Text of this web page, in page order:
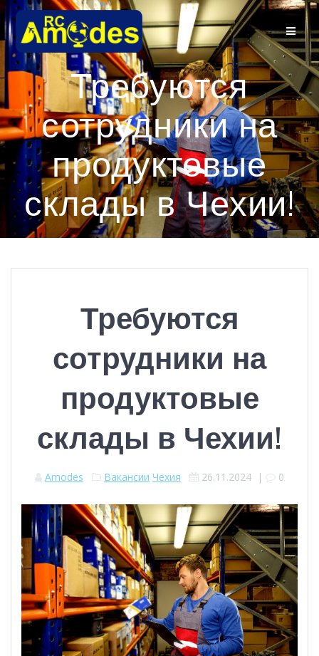
Перейти
к
контенту
Требуются
сотрудники на
продуктовые
склады в Чехии!
Требуются
сотрудники на
продуктовые
склады в Чехии!
Amodes Вакансии Чехия 26.11.2024 | 0